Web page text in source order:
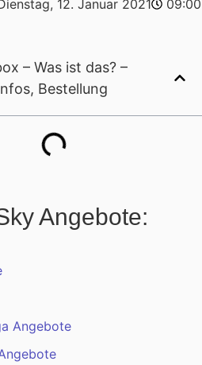
12. Januar 2021 09:00
– Was ist das? –
Bestellung
Angebote:
Angebote